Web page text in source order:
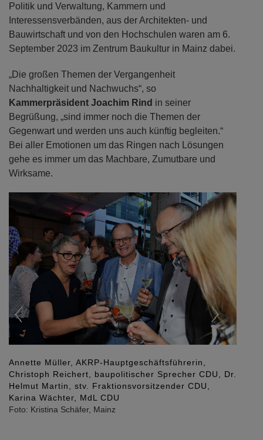
Politik und Verwaltung, Kammern und
Interessensverbänden, aus der Architekten- und
Bauwirtschaft und von den Hochschulen waren am 6.
September 2023 im Zentrum Baukultur in Mainz dabei.
„Die großen Themen der Vergangenheit
Nachhaltigkeit und Nachwuchs“, so
Kammerpräsident Joachim Rind in seiner
Begrüßung, „sind immer noch die Themen der
Gegenwart und werden uns auch künftig begleiten.“
Bei aller Emotionen um das Ringen nach Lösungen
gehe es immer um das Machbare, Zumutbare und
Wirksame.
Annette Müller, AKRP-Hauptgeschäftsführerin,
Christoph Reichert, baupolitischer Sprecher CDU, Dr.
Helmut Martin, stv. Fraktionsvorsitzender CDU,
Karina Wächter, MdL CDU
Foto: Kristina Schäfer, Mainz
Previous Next